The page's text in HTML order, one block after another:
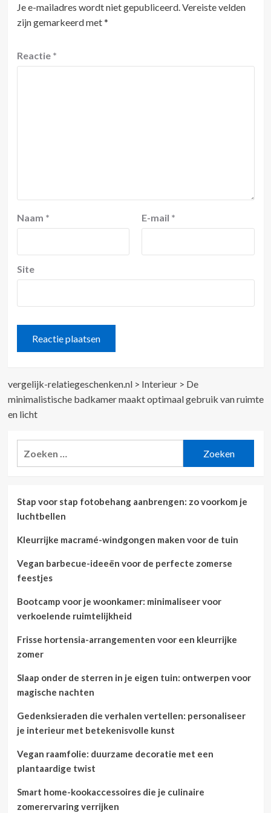
Je e-mailadres wordt niet gepubliceerd.Vereiste velden
zijn gemarkeerd met*
Reactie *
Naam * E-mail *
Site
vergelijk-relatiegeschenken.nl> Interieur> De
minimalistische badkamer maakt optimaal gebruik van ruimte
en licht
Stap voor stap fotobehang aanbrengen: zo voorkom je
luchtbellen
Kleurrijke macramé-windgongen maken voor de tuin
Vegan barbecue-ideeën voor de perfecte zomerse
feestjes
Bootcamp voor je woonkamer: minimaliseer voor
verkoelende ruimtelijkheid
Frisse hortensia-arrangementen voor een kleurrijke
zomer
Slaap onder de sterren in je eigen tuin: ontwerpen voor
magische nachten
Gedenksieraden die verhalen vertellen: personaliseer
je interieur met betekenisvolle kunst
Vegan raamfolie: duurzame decoratie met een
plantaardige twist
Smart home-kookaccessoires die je culinaire
zomerervaring verrijken